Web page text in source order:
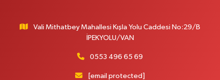
Vali Mithatbey Mahallesi Kışla Yolu Caddesi No:29/B
İPEKYOLU/VAN
0553 496 65 69
[email protected]